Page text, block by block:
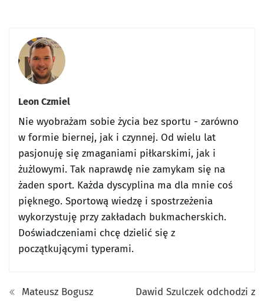
Leon Czmiel
Nie wyobrażam sobie życia bez sportu - zarówno
w formie biernej, jak i czynnej. Od wielu lat
pasjonuję się zmaganiami piłkarskimi, jak i
żużlowymi. Tak naprawdę nie zamykam się na
żaden sport. Każda dyscyplina ma dla mnie coś
pięknego. Sportową wiedzę i spostrzeżenia
wykorzystuję przy zakładach bukmacherskich.
Doświadczeniami chcę dzielić się z
początkującymi typerami.
Mateusz Bogusz
Dawid Szulczek odchodzi z